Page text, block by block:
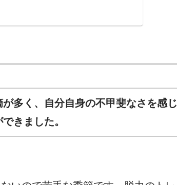
多く、自分自身の不甲斐なさを感じ
きました。